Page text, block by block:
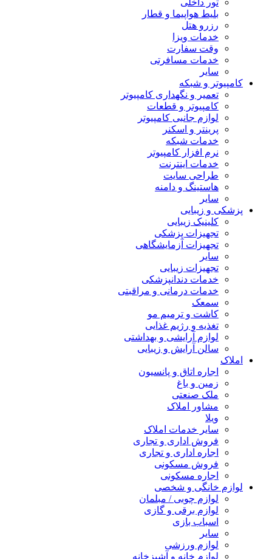
تور داخلی
بلیط هواپیما و قطار
رزرو هتل
خدمات ویزا
وقت سفارت
خدمات مسافرتی
سایر
کامپیوتر و شبکه
تعمیر و نگهداری کامپیوتر
کامپیوتر و قطعات
لوازم جانبی کامپیوتر
پرینتر و اسکنر
خدمات شبکه
نرم افزار کامپیوتر
خدمات اینترنت
طراحی سایت
هاستینگ و دامنه
سایر
پزشکی و زیبایی
کلینیک زیبایی
تجهیزات پزشکی
تجهیزات آزمایشگاهی
سایر
تجهیزات زیبایی
خدمات دندانپزشکی
خدمات درمانی و مراقبتی
سمعک
کاشت و ترمیم مو
تغذیه و رژیم غذایی
لوازم آرایشی و بهداشتی
سالن آرایش و زیبایی
املاک
اجاره اتاق و پانسیون
زمین و باغ
ملک صنعتی
مشاور املاک
ویلا
سایر خدمات املاک
فروش اداری و تجاری
اجاره اداری و تجاری
فروش مسکونی
اجاره مسکونی
لوازم خانگی و شخصی
لوازم چوبی / مبلمان
لوازم برقی و گازی
اسباب بازی
سایر
لوازم ورزشی
لوازم خانه و آشپزخانه